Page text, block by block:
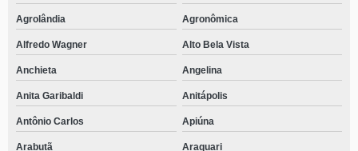
Agrolândia Agronômica
Alfredo Wagner Alto Bela Vista
Anchieta Angelina
Anita Garibaldi Anitápolis
Antônio Carlos Apiúna
Arabutã Araquari